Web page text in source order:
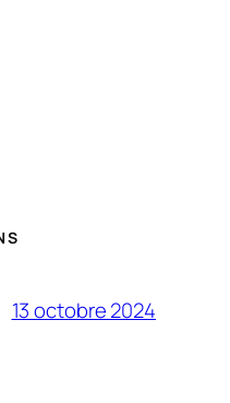
13 octobre 2024